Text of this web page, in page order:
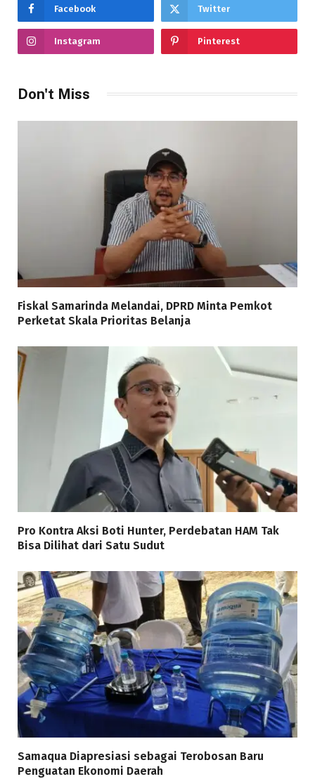
Facebook Twitter
Instagram Pinterest
Don't Miss
Fiskal Samarinda Melandai, DPRD Minta Pemkot
Perketat Skala Prioritas Belanja
Pro Kontra Aksi Boti Hunter, Perdebatan HAM Tak
Bisa Dilihat dari Satu Sudut
Samaqua Diapresiasi sebagai Terobosan Baru
Penguatan Ekonomi Daerah